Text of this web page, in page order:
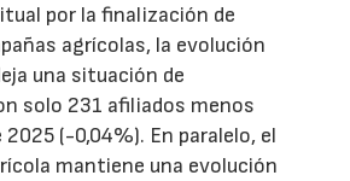
por la finalización de
agrícolas, la evolución
una situación de
solo 231 afiliados menos
2025 (-0,04%). En paralelo, el
mantiene una evolución